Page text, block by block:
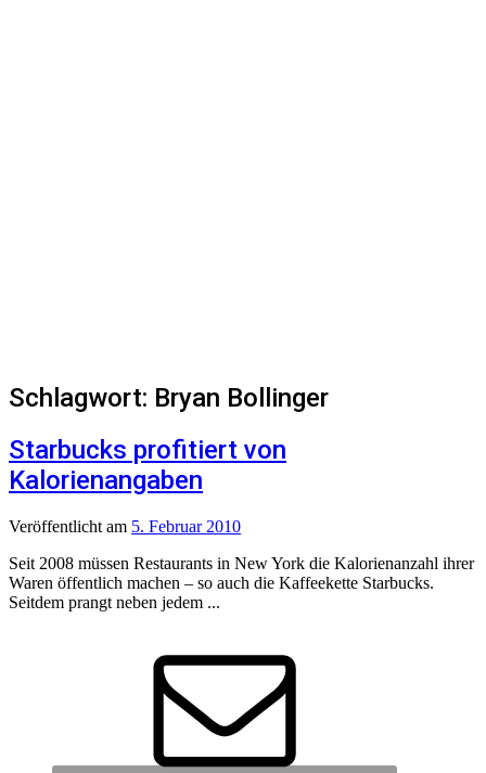
Schlagwort: Bryan Bollinger
Starbucks profitiert von
Kalorienangaben
Veröffentlicht am 5. Februar 2010
Seit 2008 müssen Restaurants in New York die Kalorienanzahl ihrer
Waren öffentlich machen – so auch die Kaffeekette Starbucks.
Seitdem prangt neben jedem ...